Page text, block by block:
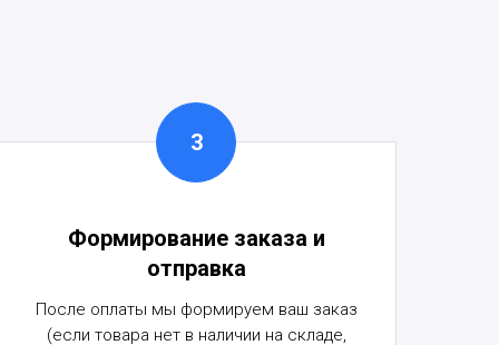
Формирование заказа и
отправка
После оплаты мы формируем ваш заказ
(если товара нет в наличии на складе,